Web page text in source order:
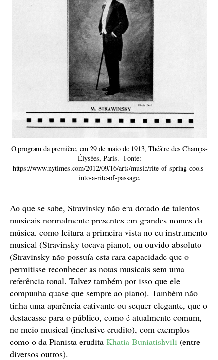
O program da première, em 29 de maio de 1913, Théâtre des Champs-
Élysées, Paris. Fonte:
https://www.nytimes.com/2012/09/16/arts/music/rite-of-spring-cools-
into-a-rite-of-passage.
Ao que se sabe, Stravinsky não era dotado de talentos
musicais normalmente presentes em grandes nomes da
música, como leitura a primeira vista no eu instrumento
musical (Stravinsky tocava piano), ou ouvido absoluto
(Stravinsky não possuía esta rara capacidade que o
permitisse reconhecer as notas musicais sem uma
referência tonal. Talvez também por isso que ele
compunha quase que sempre ao piano). Também não
tinha uma aparência cativante ou sequer elegante, que o
destacasse para o público, como é atualmente comum,
no meio musical (inclusive erudito), com exemplos
como o da Pianista erudita Khatia Buniatishvili (entre
diversos outros).